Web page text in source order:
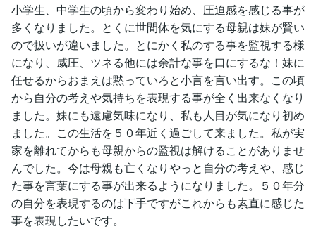
小学生、中学生の頃から変わり始め、圧迫感を感じる事が
多くなりました。とくに世間体を気にする母親は妹が賢い
ので扱いが違いました。とにかく私のする事を監視する様
になり、威圧、ツネる他には余計な事を口にするな！妹に
任せるからおまえは黙っていろと小言を言い出す。この頃
から自分の考えや気持ちを表現する事が全く出来なくなり
ました。妹にも遠慮気味になり、私も人目が気になり初め
ました。この生活を５０年近く過ごして来ました。私が実
家を離れてからも母親からの監視は解けることがありませ
んでした。今は母親も亡くなりやっと自分の考えや、感じ
た事を言葉にする事が出来るようになりました。５０年分
の自分を表現するのは下手ですがこれからも素直に感じた
事を表現したいです。